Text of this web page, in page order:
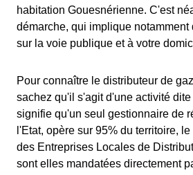
habitation Gouesnérienne. C'est
démarche, qui implique notamment
sur la voie publique et à votre
Pour connaître le distributeur de
sachez qu'il s'agit d'une activité
signifie qu'un seul gestionnaire de
l'Etat, opère sur 95% du territoire,
des Entreprises Locales de
sont elles mandatées directement